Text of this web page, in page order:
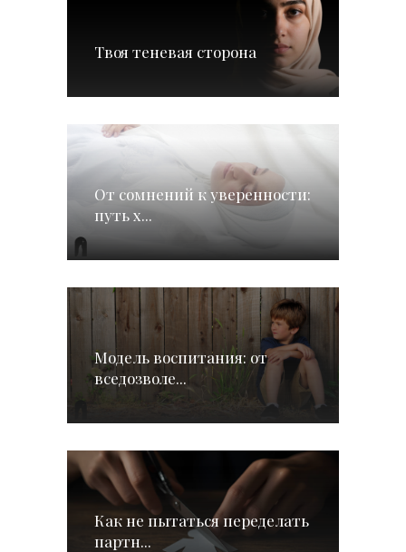
Твоя теневая сторона
От сомнений к уверенности:
путь х...
Модель воспитания: от
вседозволе...
Как не пытаться переделать
партн...